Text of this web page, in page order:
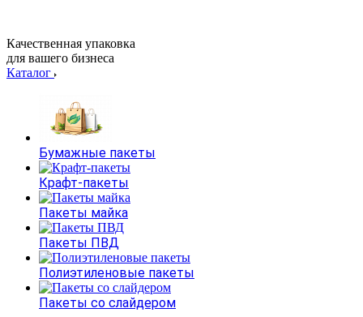
Качественная упаковка
для вашего бизнеса
Каталог
Бумажные пакеты
Крафт-пакеты
Пакеты майка
Пакеты ПВД
Полиэтиленовые пакеты
Пакеты со слайдером